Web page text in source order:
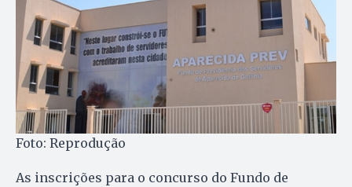
Foto: Reprodução
As inscrições para o concurso do Fundo de